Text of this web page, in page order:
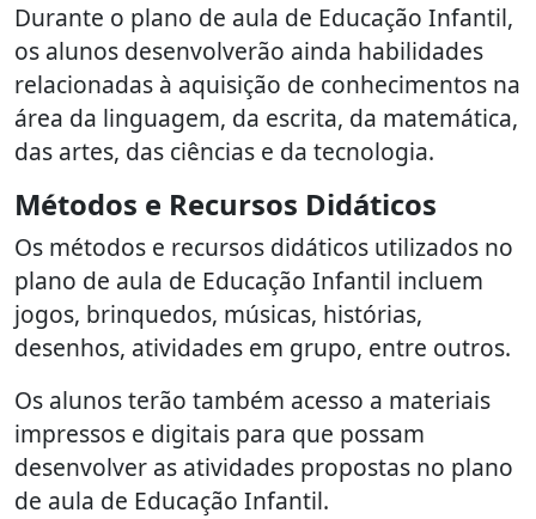
Durante o plano de aula de Educação Infantil,
os alunos desenvolverão ainda habilidades
relacionadas à aquisição de conhecimentos na
área da linguagem, da escrita, da matemática,
das artes, das ciências e da tecnologia.
Métodos e Recursos Didáticos
Os métodos e recursos didáticos utilizados no
plano de aula de Educação Infantil incluem
jogos, brinquedos, músicas, histórias,
desenhos, atividades em grupo, entre outros.
Os alunos terão também acesso a materiais
impressos e digitais para que possam
desenvolver as atividades propostas no plano
de aula de Educação Infantil.